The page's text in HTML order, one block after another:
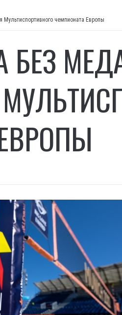
чемпионата Европы
БЕЗ